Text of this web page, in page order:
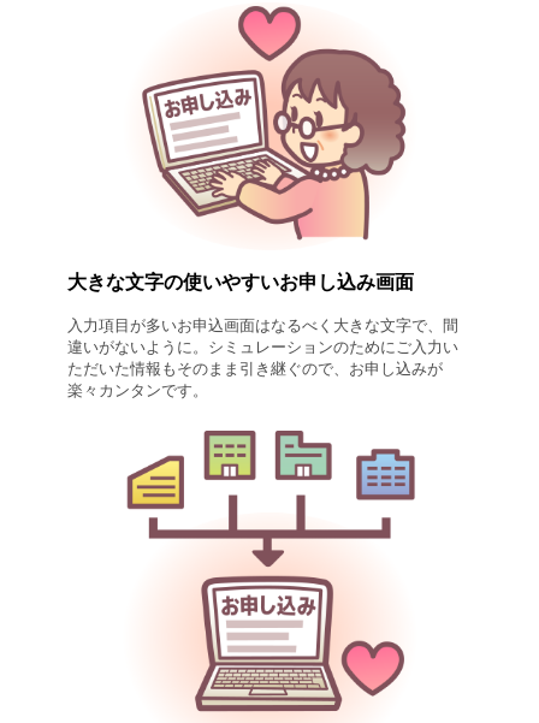
大きな文字の使いやすいお申し込み画面
入力項目が多いお申込画面はなるべく大きな文字で、間
違いがないように。シミュレーションのためにご入力い
ただいた情報もそのまま引き継ぐので、お申し込みが
楽々カンタンです。